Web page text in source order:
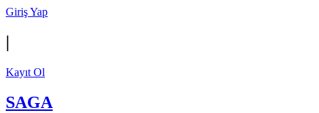
Giriş Yap
|
Kayıt Ol
SAGA